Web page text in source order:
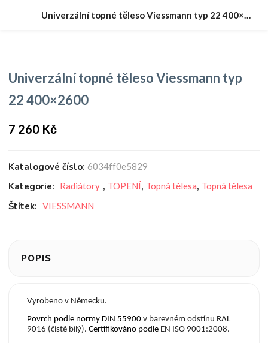
Univerzální topné těleso Viessmann typ 22 400×2600
Univerzální topné těleso Viessmann typ
22 400×2600
7 260 Kč
Katalogové číslo:6034ff0e5829
Kategorie: Radiátory , TOPENÍ, Topná tělesa, Topná tělesa
Štítek: VIESSMANN
POPIS
Vyrobeno v Německu.
Povrch podle normy DIN 55900v barevném odstínu RAL
9016 (čistě bílý).Certifikováno podle EN ISO 9001:2008.